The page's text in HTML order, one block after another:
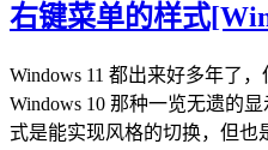
右键菜单的样式
Windows 11 都出来好多年了
Windows 10 那种一览无遗的
式是能实现风格的切换，但也